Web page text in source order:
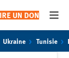
UN DON
Ukraine Tunisie